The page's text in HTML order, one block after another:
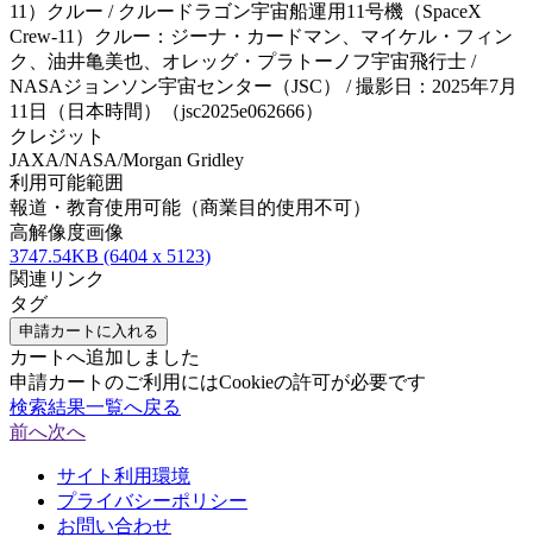
11）クルー / クルードラゴン宇宙船運用11号機（SpaceX
Crew-11）クルー：ジーナ・カードマン、マイケル・フィン
ク、油井亀美也、オレッグ・プラトーノフ宇宙飛行士 /
NASAジョンソン宇宙センター（JSC） / 撮影日：2025年7月
11日（日本時間）（jsc2025e062666）
クレジット
JAXA/NASA/Morgan Gridley
利用可能範囲
報道・教育使用可能（商業目的使用不可）
高解像度画像
3747.54KB (6404 x 5123)
関連リンク
タグ
申請カートに入れる
カートへ追加しました
申請カートのご利用にはCookieの許可が必要です
検索結果一覧へ戻る
前へ次へ
サイト利用環境
プライバシーポリシー
お問い合わせ